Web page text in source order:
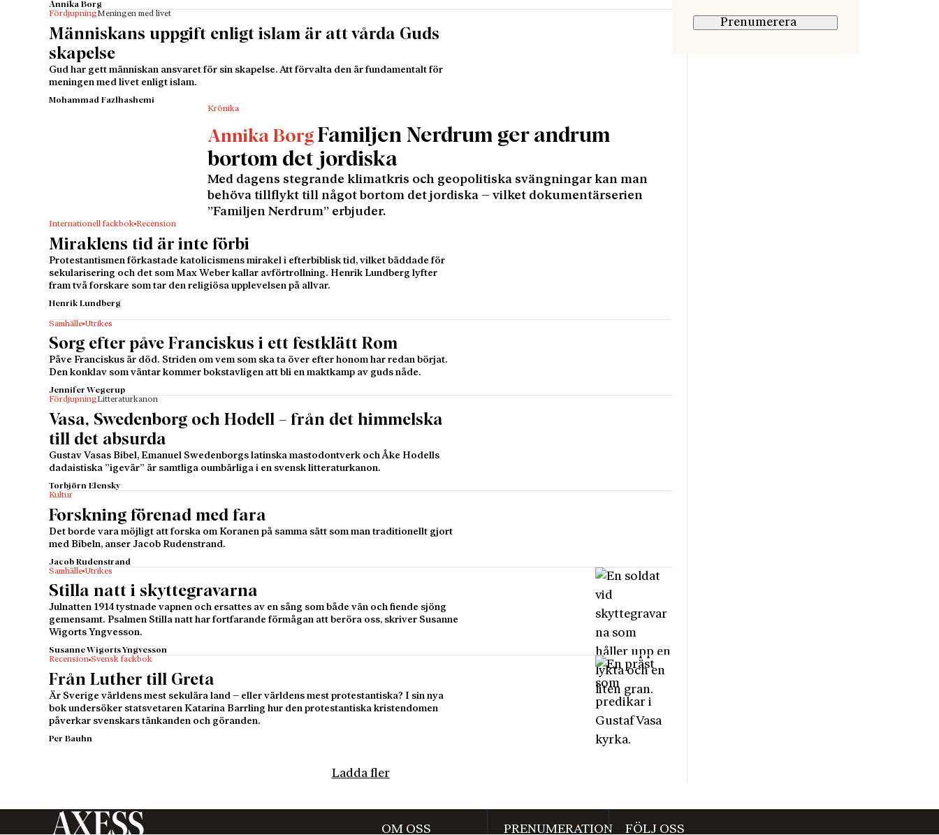
Annika Borg
FördjupningMeningen med livet
Människans uppgift enligt islam är att vårda Guds
skapelse
Gud har gett människan ansvaret för sin skapelse. Att förvalta den är fundamentalt för
meningen med livet enligt islam.
Mohammad Fazlhashemi
Krönika
Annika Borg Familjen Nerdrum ger andrum
bortom det jordiska
Med dagens stegrande klimatkris och geopolitiska svängningar kan man
behöva tillflykt till något bortom det jordiska – vilket dokumentärserien
”Familjen Nerdrum” erbjuder.
Internationell fackbok Recension
Miraklens tid är inte förbi
Protestantismen förkastade katolicismens mirakel i efterbiblisk tid, vilket bäddade för
sekularisering och det som Max Weber kallar avförtrollning. Henrik Lundberg lyfter
fram två forskare som tar den religiösa upplevelsen på allvar.
Henrik Lundberg
Samhälle Utrikes
Sorg efter påve Franciskus i ett festklätt Rom
Påve Franciskus är död. Striden om vem som ska ta över efter honom har redan börjat.
Den konklav som väntar kommer bokstavligen att bli en maktkamp av guds nåde.
Jennifer Wegerup
FördjupningLitteraturkanon
Vasa, Swedenborg och Hodell – från det himmelska
till det absurda
Gustav Vasas Bibel, Emanuel Swedenborgs latinska mastodont­verk och Åke Hodells
dadaistiska ”igevär” är samtliga oumbärliga i en svensk litteraturkanon.
Torbjörn Elensky
Kultur
Forskning förenad med fara
Det borde vara möjligt att forska om Koranen på samma sätt som man traditionellt gjort
med Bibeln, anser Jacob Rudenstrand.
Jacob Rudenstrand
Samhälle Utrikes
Stilla natt i skyttegravarna
Julnatten 1914 tystnade vapnen och ersattes av en sång som både vän och fiende sjöng
gemensamt. Psalmen Stilla natt har fortfarande förmågan att beröra oss, skriver Susanne
Wigorts Yngvesson.
Susanne Wigorts Yngvesson
Recension Svensk fackbok
Från Luther till Greta
Är Sverige världens mest sekulära land – eller världens mest protestantiska? I sin nya
bok undersöker statsvetaren Katarina Barrling hur den protestantiska kristendomen
påverkar svenskars tänkanden och göranden.
Per Bauhn
Ladda fler
Prenumerera
OM OSS PRENUMERATION FÖLJ OSS